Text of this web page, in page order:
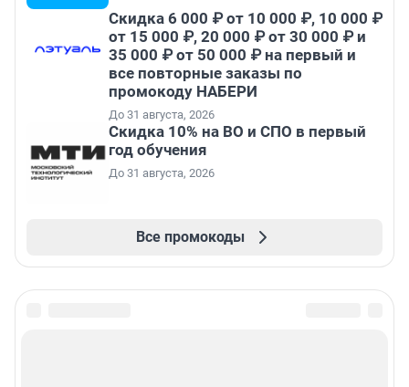
Скидка 6 000 ₽ от 10 000 ₽, 10 000 ₽
от 15 000 ₽, 20 000 ₽ от 30 000 ₽ и
35 000 ₽ от 50 000 ₽ на первый и
все повторные заказы по
промокоду НАБЕРИ
До 31 августа, 2026
Скидка 10% на ВО и СПО в первый
год обучения
До 31 августа, 2026
Все промокоды